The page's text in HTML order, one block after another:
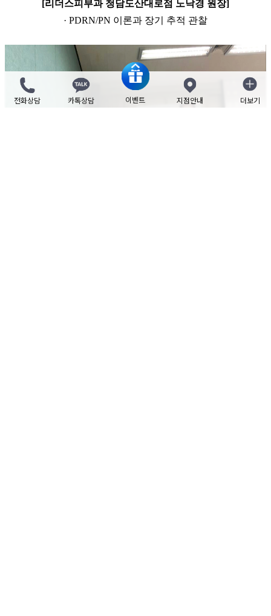
[리더스피부과 청담도산대로점 노낙경 원장]
·​ PDRN/PN 이론과 장기 추적 관찰
닫기
전화상담 카톡상담 이벤트 지점안내 더보기